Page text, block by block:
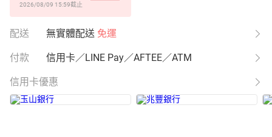
2026/08/09 15:59截止
配送 無實體配送 免運
付款 信用卡／LINE Pay／AFTEE／ATM
信用卡優惠